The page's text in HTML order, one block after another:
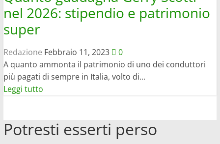
nel 2026: stipendio e patrimonio
super
Redazione Febbraio 11, 2023
0
A quanto ammonta il patrimonio di uno dei conduttori
più pagati di sempre in Italia, volto di...
Leggi tuttoLeggi
su
Quanto
Potresti esserti perso